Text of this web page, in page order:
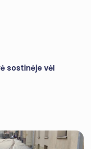
sostinėje vėl